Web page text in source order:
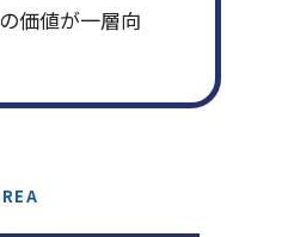
価値が一層向